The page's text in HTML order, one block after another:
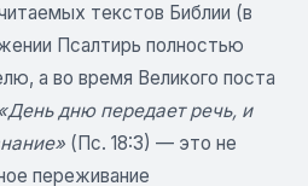
текстов Библии (в
Псалтирь полностью
а во время Великого поста
«День дню передает речь, и
(Пс. 18:3) — это не
переживание